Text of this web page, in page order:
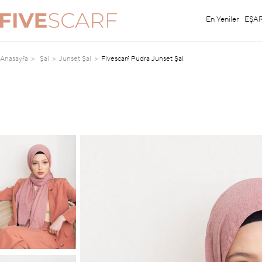
En Yeniler
Anasayfa Şal Junset Şal Fivescarf Pudra Junset Şal